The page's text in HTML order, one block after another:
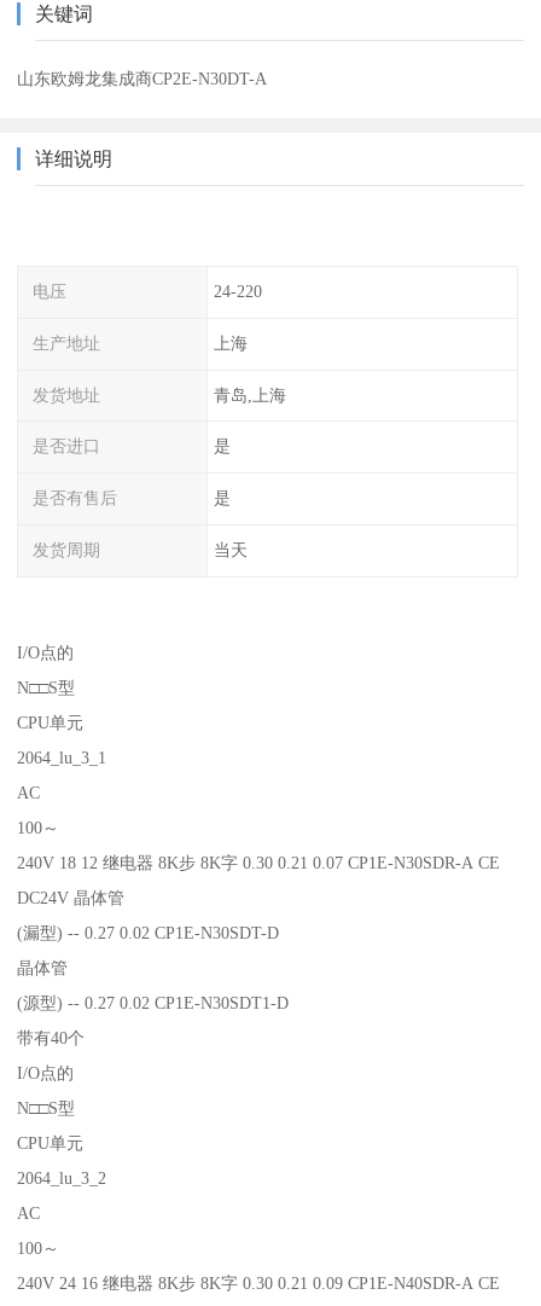
关键词
山东欧姆龙集成商CP2E-N30DT-A
详细说明
电压 24-220
生产地址 上海
发货地址 青岛,上海
是否进口 是
是否有售后 是
发货周期 当天
I/O点的
N□□S型
CPU单元
2064_lu_3_1
AC
100～
240V 18 12 继电器 8K步 8K字 0.30 0.21 0.07 CP1E-N30SDR-A CE
DC24V 晶体管
(漏型) -- 0.27 0.02 CP1E-N30SDT-D
晶体管
(源型) -- 0.27 0.02 CP1E-N30SDT1-D
带有40个
I/O点的
N□□S型
CPU单元
2064_lu_3_2
AC
100～
240V 24 16 继电器 8K步 8K字 0.30 0.21 0.09 CP1E-N40SDR-A CE